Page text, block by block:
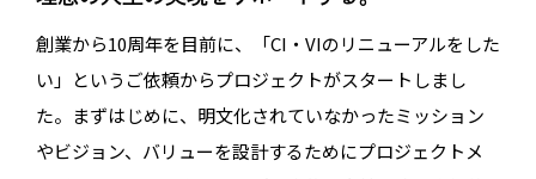
創業から10周年を目前に、「CI・VIのリニューアルをした
い」というご依頼からプロジェクトがスタートしまし
た。まずはじめに、明文化されていなかったミッション
やビジョン、バリューを設計するためにプロジェクトメ